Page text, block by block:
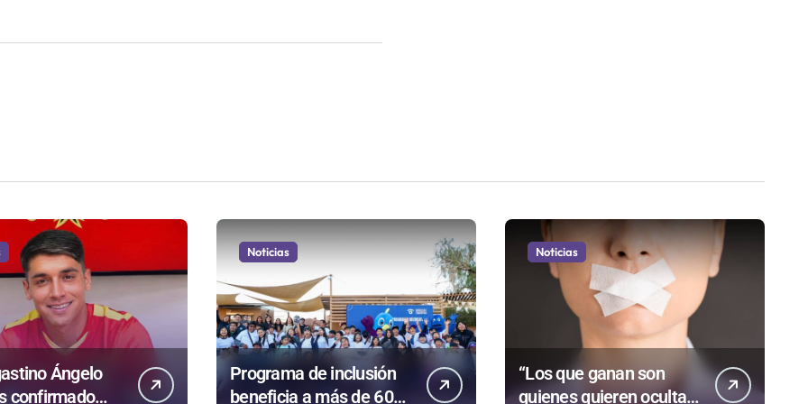
Ángelo
confirmado
Noticias
Programa de inclusión
beneficia a más de 60
Noticias
“Los que ganan son
quienes quieren ocultar